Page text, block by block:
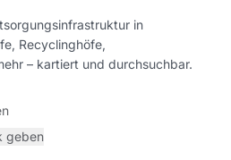
in
Recyclinghöfe,
– kartiert und durchsuchbar.
geben